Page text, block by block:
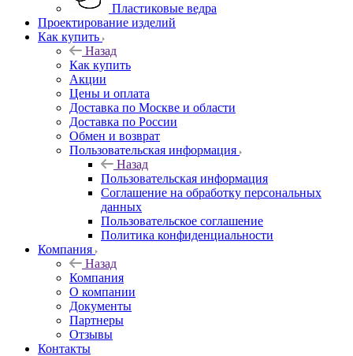
Пластиковые ведра
Проектирование изделий
Как купить
Назад
Как купить
Акции
Цены и оплата
Доставка по Москве и области
Доставка по России
Обмен и возврат
Пользовательская информация
Назад
Пользовательская информация
Соглашение на обработку персональных
данных
Пользовательское соглашение
Политика конфиденциальности
Компания
Назад
Компания
О компании
Документы
Партнеры
Отзывы
Контакты